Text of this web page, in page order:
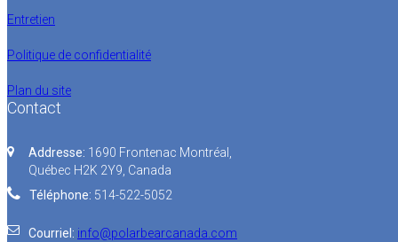
Entretien
Politique de confidentialité
Plan du site
Contact
Addresse: 1690 Frontenac Montréal,
Québec H2K 2Y9, Canada
Téléphone: 514-522-5052
Courriel: info@polarbearcanada.com